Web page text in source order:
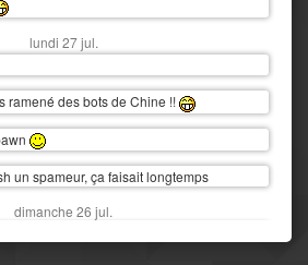
lundi 27 jul.
ramené des bots de Chine !!
un spameur, ça faisait longtemps
dimanche 26 jul.